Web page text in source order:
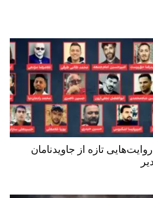
تازه از جاوید‌نامان